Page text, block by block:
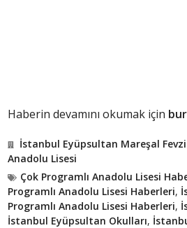
Haberin devamını okumak için
İstanbul Eyüpsultan Mareşal
Anadolu Lisesi
Çok Programlı Anadolu Lisesi
Programlı Anadolu Lisesi Haberleri,
Programlı Anadolu Lisesi Haberleri,
İstanbul Eyüpsultan Okulları,